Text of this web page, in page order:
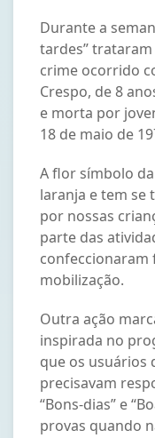
Durante a
tardes”
crime ocorrido
Crespo, de 8
e morta por
18 de maio de
A flor símbolo
laranja e tem se
por nossas
parte das
confeccionaram
mobilização.
Outra ação
inspirada no
que os usuários
precisavam
“Bons-dias” e
provas quando